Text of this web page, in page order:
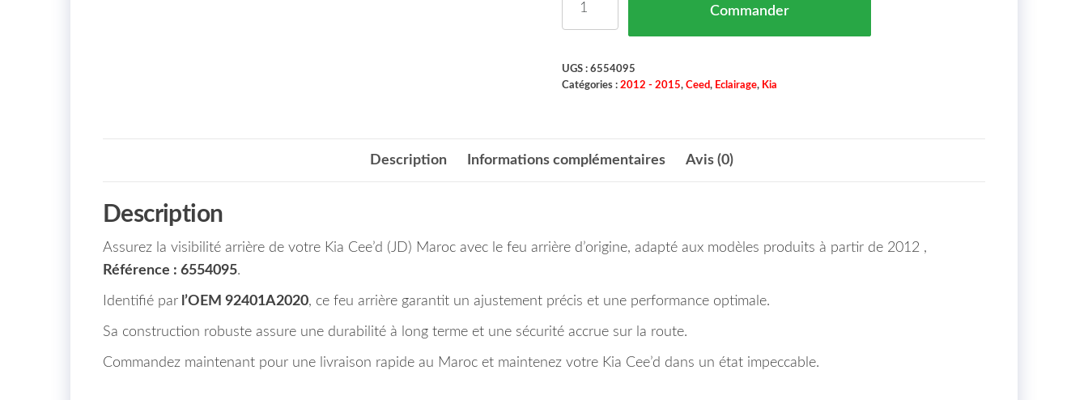
Commander
UGS : 6554095
Catégories : 2012 - 2015, Ceed, Eclairage, Kia
Description Informations complémentaires Avis (0)
Description
Assurez la visibilité arrière de votre Kia Cee’d (JD) Maroc avec le feu arrière d’origine, adapté aux modèles produits à partir de 2012 ,
Référence : 6554095.
Identifié par l’OEM 92401A2020, ce feu arrière garantit un ajustement précis et une performance optimale.
Sa construction robuste assure une durabilité à long terme et une sécurité accrue sur la route.
Commandez maintenant pour une livraison rapide au Maroc et maintenez votre Kia Cee’d dans un état impeccable.